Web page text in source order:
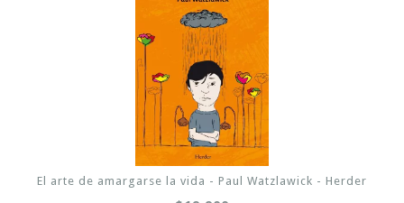
El arte de amargarse la vida - Paul Watzlawick - Herder